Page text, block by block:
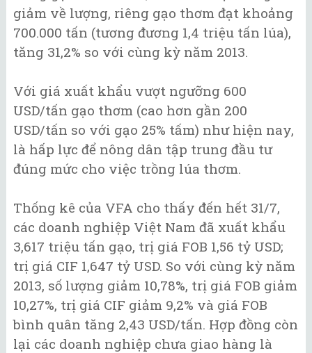
giảm về lượng, riêng gạo thơm đạt khoảng
700.000 tấn (tương đương 1,4 triệu tấn lúa),
tăng 31,2% so với cùng kỳ năm 2013.
Với giá xuất khẩu vượt ngưỡng 600
USD/tấn gạo thơm (cao hơn gần 200
USD/tấn so với gạo 25% tấm) như hiện nay,
là hấp lực để nông dân tập trung đầu tư
đúng mức cho việc trồng lúa thơm.
Thống kê của VFA cho thấy đến hết 31/7,
các doanh nghiệp Việt Nam đã xuất khẩu
3,617 triệu tấn gạo, trị giá FOB 1,56 tỷ USD;
trị giá CIF 1,647 tỷ USD. So với cùng kỳ năm
2013, số lượng giảm 10,78%, trị giá FOB giảm
10,27%, trị giá CIF giảm 9,2% và giá FOB
bình quân tăng 2,43 USD/tấn. Hợp đồng còn
lại các doanh nghiệp chưa giao hàng là